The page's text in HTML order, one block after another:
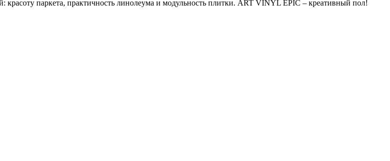
красоту паркета, практичность линолеума и модульность плитки. ART VINYL EPIC – креативный пол!